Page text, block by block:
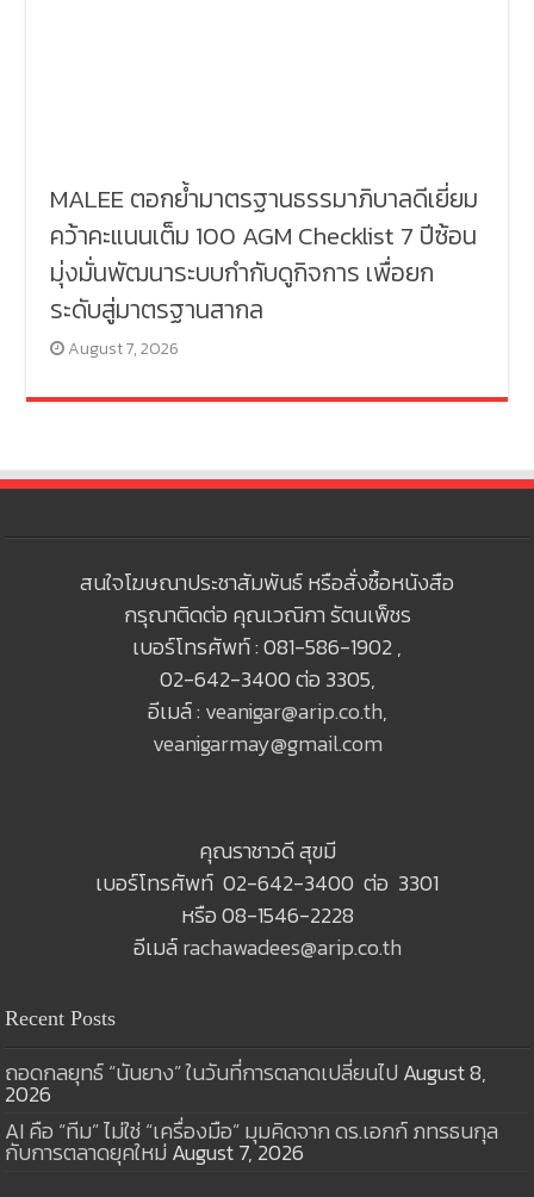
MALEE ตอกย้ำมาตรฐานธรรมาภิบาลดีเยี่ยม
คว้าคะแนนเต็ม 100 AGM Checklist 7 ปีซ้อน
มุ่งมั่นพัฒนาระบบกำกับดูกิจการ เพื่อยก
ระดับสู่มาตรฐานสากล
August 7, 2026
สนใจโฆษณาประชาสัมพันธ์ หรือสั่งซื้อหนังสือ
กรุณาติดต่อ คุณเวณิกา รัตนเพ็ชร
เบอร์โทรศัพท์ : 081-586-1902 ,
02-642-3400 ต่อ 3305,
อีเมล์ : veanigar@arip.co.th,
veanigarmay@gmail.com
คุณราชาวดี สุขมี
เบอร์โทรศัพท์ 02-642-3400 ต่อ 3301
หรือ 08-1546-2228
อีเมล์rachawadees@arip.co.th
Recent Posts
ถอดกลยุทธ์ “นันยาง” ในวันที่การตลาดเปลี่ยนไป August 8,
2026
AI คือ “ทีม” ไม่ใช่ “เครื่องมือ” มุมคิดจาก ดร.เอกก์ ภทรธนกุล
กับการตลาดยุคใหม่ August 7, 2026